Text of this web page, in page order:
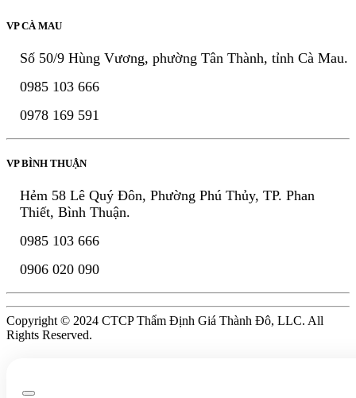
VP CÀ MAU
Số 50/9 Hùng Vương, phường Tân Thành, tỉnh Cà Mau.
0985 103 666
0978 169 591
VP BÌNH THUẬN
Hẻm 58 Lê Quý Đôn, Phường Phú Thủy, TP. Phan
Thiết, Bình Thuận.
0985 103 666
0906 020 090
Copyright © 2024 CTCP Thẩm Định Giá Thành Đô, LLC. All
Rights Reserved.